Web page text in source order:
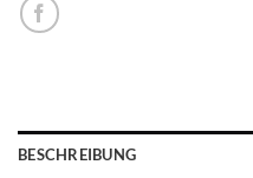
BESCHREIBUNG